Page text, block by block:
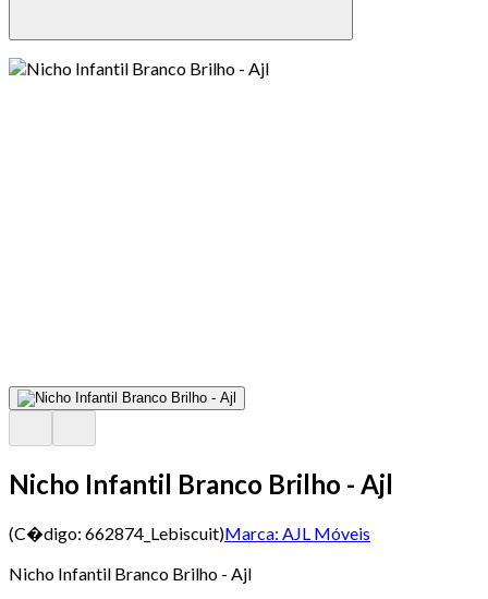
Nicho Infantil Branco Brilho - Ajl
(C�digo: 662874_Lebiscuit)Marca: AJL Móveis
Nicho Infantil Branco Brilho - Ajl